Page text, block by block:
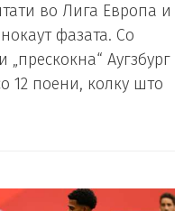
во Лига Европа и
фазата. Со
Аугзбург
12 поени, колку што